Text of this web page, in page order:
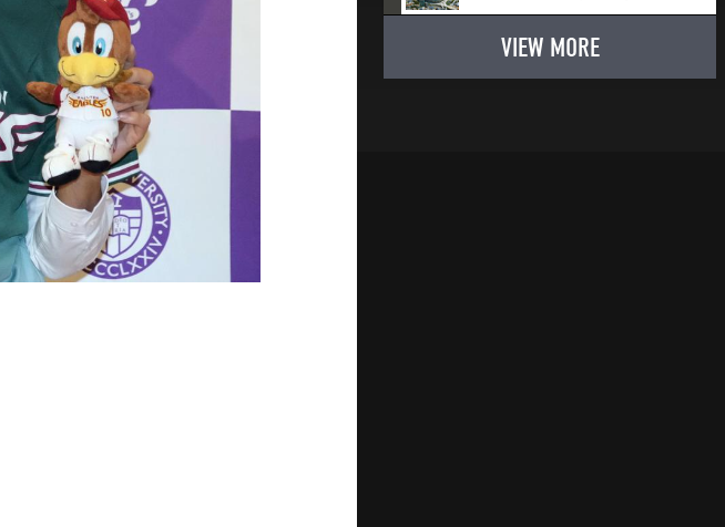
とMUFGが“共創”し描く地域活
性化・社会価値創造の近未来図
VIEW MORE